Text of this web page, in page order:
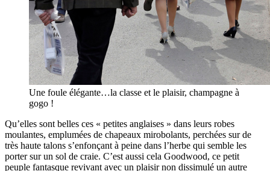
Une foule élégante…la classe et le plaisir, champagne à
gogo !
Qu’elles sont belles ces « petites anglaises » dans leurs robes
moulantes, emplumées de chapeaux mirobolants, perchées sur de
très haute talons s’enfonçant à peine dans l’herbe qui semble les
porter sur un sol de craie. C’est aussi cela Goodwood, ce petit
peuple fantasque revivant avec un plaisir non dissimulé un autre